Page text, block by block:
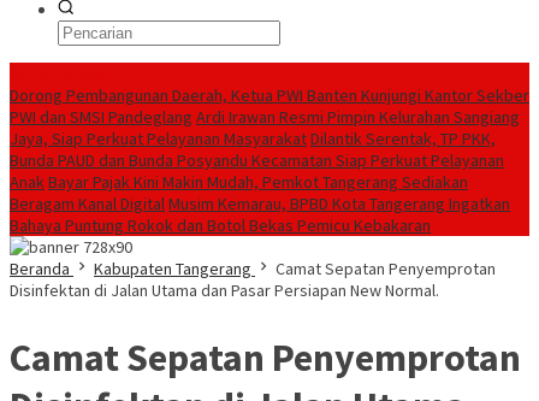
Dorong Pembangunan Daerah, Ketua PWI Banten Kunjungi Kantor Sekber
PWI dan SMSI Pandeglang Ardi Irawan Resmi Pimpin Kelurahan Sangiang
Jaya, Siap Perkuat Pelayanan MasyarakatDilantik Serentak, TP PKK,
Bunda PAUD dan Bunda Posyandu Kecamatan Siap Perkuat Pelayanan
AnakBayar Pajak Kini Makin Mudah, Pemkot Tangerang Sediakan
Beragam Kanal DigitalMusim Kemarau, BPBD Kota Tangerang Ingatkan
Bahaya Puntung Rokok dan Botol Bekas Pemicu Kebakaran
Beranda
Kabupaten Tangerang
Camat Sepatan Penyemprotan
Disinfektan di Jalan Utama dan Pasar Persiapan New Normal.
Camat Sepatan Penyemprotan